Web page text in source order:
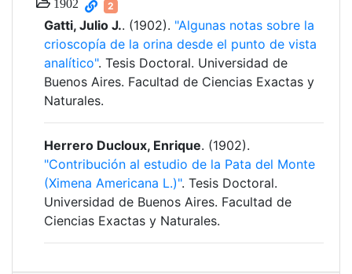
1902 2
Gatti, Julio J.. (1902). "Algunas notas sobre la
crioscopía de la orina desde el punto de vista
analítico". Tesis Doctoral. Universidad de
Buenos Aires. Facultad de Ciencias Exactas y
Naturales.
Herrero Ducloux, Enrique. (1902).
"Contribución al estudio de la Pata del Monte
(Ximena Americana L.)". Tesis Doctoral.
Universidad de Buenos Aires. Facultad de
Ciencias Exactas y Naturales.